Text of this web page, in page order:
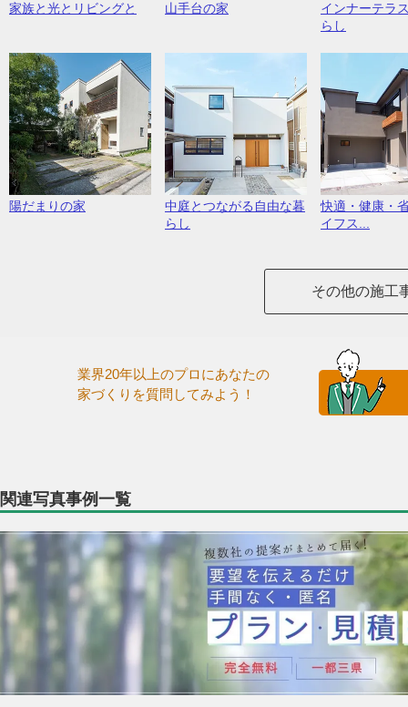
家族と光とリビングと 山手台の家
インナーテラ
らし
陽だまりの家
中庭とつながる自由な暮
らし
快適・健康・
イフス...
その他の施工
業界20年以上のプロにあなたの
家づくりを質問してみよう！
関連写真事例一覧